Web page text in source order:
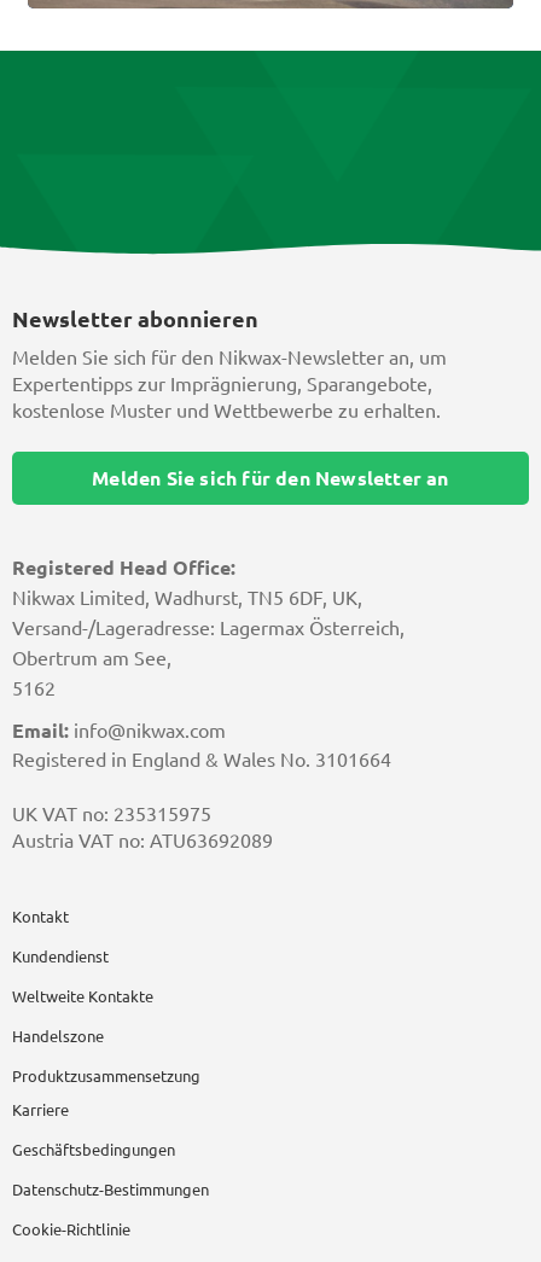
Registered Head Office:
Nikwax Limited, Wadhurst, TN5 6DF, UK,
Versand-/Lageradresse: Lagermax Österreich,
Obertrum am See,
5162
Email: info@nikwax.com
Registered in England & Wales No. 3101664
UK VAT no: 235315975
Austria VAT no: ATU63692089
Kontakt
Kundendienst
Weltweite Kontakte
Handelszone
Produktzusammensetzung
Karriere
Geschäftsbedingungen
Datenschutz-Bestimmungen
Cookie-Richtlinie
Newsletter abonnieren
Melden Sie sich für den Nikwax-Newsletter an, um
Expertentipps zur Imprägnierung, Sparangebote,
kostenlose Muster und Wettbewerbe zu erhalten.
Melden Sie sich für den Newsletter an